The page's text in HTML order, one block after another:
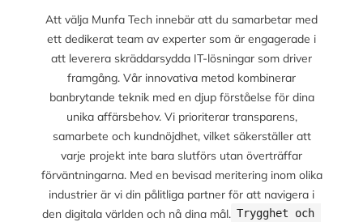
Att välja Munfa Tech innebär att du samarbetar med
ett dedikerat team av experter som är engagerade i
att leverera skräddarsydda IT-lösningar som driver
framgång. Vår innovativa metod kombinerar
banbrytande teknik med en djup förståelse för dina
unika affärsbehov. Vi prioriterar transparens,
samarbete och kundnöjdhet, vilket säkerställer att
varje projekt inte bara slutförs utan överträffar
förväntningarna. Med en bevisad meritering inom olika
industrier är vi din pålitliga partner för att navigera i
den digitala världen och nå dina mål. Trygghet och